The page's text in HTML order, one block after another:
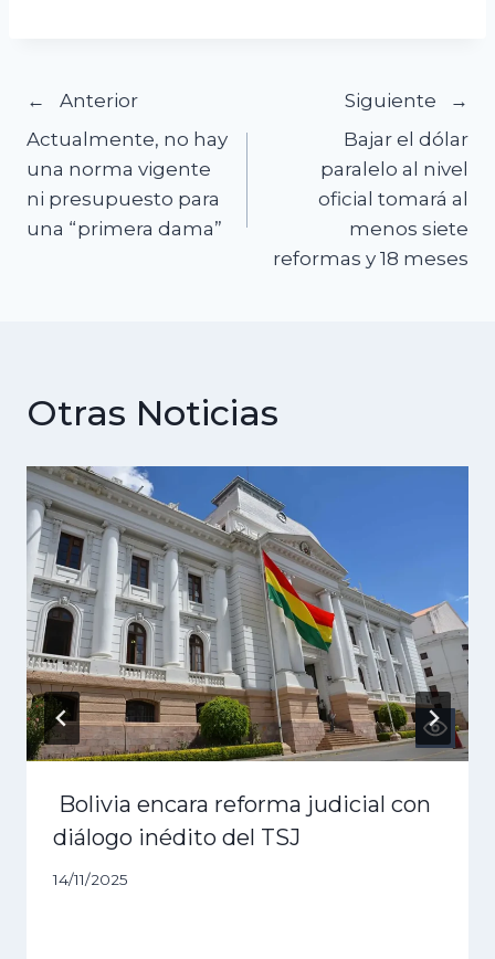
Navegación
de
entradas
Anterior
Actualmente, no hay
una norma vigente
ni presupuesto para
una “primera dama”
Siguiente
Bajar el dólar
paralelo al nivel
oficial tomará al
menos siete
reformas y 18 meses
Otras Noticias
Bolivia encara reforma judicial con
diálogo inédito del TSJ
14/11/2025